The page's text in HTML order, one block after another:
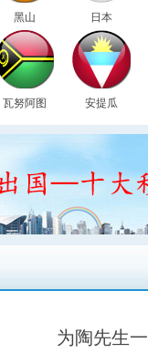
黑山 日本
瓦努阿图 安提瓜
为陶先生